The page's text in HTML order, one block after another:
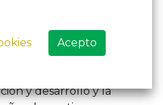
tecnología ofreciendo
y desarrollo y la
Acepto